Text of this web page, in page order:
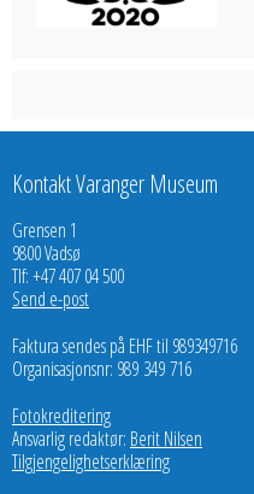
Kontakt Varanger Museum
Grensen 1
9800 Vadsø
Tlf: +47 407 04 500
Send e-post
Faktura sendes på EHF til 989349716
Organisasjonsnr: 989 349 716
Fotokreditering
Ansvarlig redaktør: Berit Nilsen
Tilgjengelighetserklæring